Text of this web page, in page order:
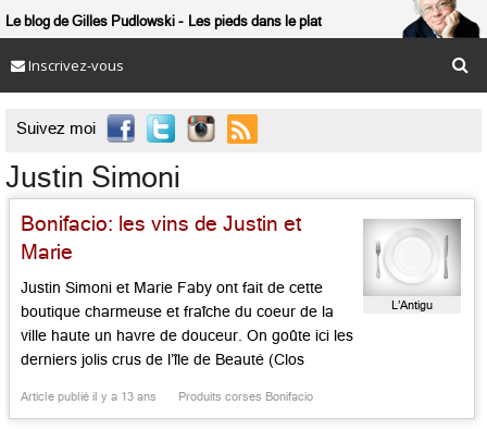
Le blog de Gilles Pudlowski Les pieds dans le plat
Inscrivez-vous
Suivez moi 
Justin Simoni
Bonifacio: les vins de Justin et
Marie
Justin Simoni et Marie Faby ont fait de cette
boutique charmeuse et fraîche du coeur de la
ville haute un havre de douceur. On goûte ici les
derniers jolis crus de l’île de Beauté (Clos
Paul Gentile à Patrimonio pour n’en citer que
Article publié il y a 13 ans Produits corses Bonifacio
L’Antigu